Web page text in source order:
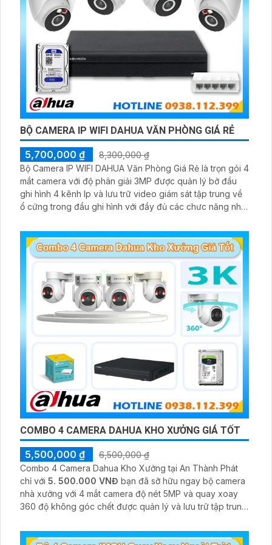
BỘ CAMERA IP WIFI DAHUA VĂN PHÒNG GIÁ RẺ
5,700,000 ₫
8,300,000 ₫
Bộ Camera IP WIFI DAHUA Văn Phòng Giá Rẻ là trọn gói 4
mắt camera với độ phân giải 3MP được quản lý bở đầu
ghi hình 4 kênh Ip và lưu trữ video giám sát tập trung về
ổ cứng trong đầu ghi hình với đầy đủ các chưc năng như
giám sát có màu vào ban đêm
COMBO 4 CAMERA DAHUA KHO XƯỞNG GIÁ TỐT
5,500,000 ₫
6,500,000 ₫
Combo 4 Camera Dahua Kho Xưởng tại An Thành Phát
chỉ với 5. 500.000 VNĐ bạn đã sỡ hữu ngay bộ camera
nhà xưởng với 4 mắt camera độ nét 5MP và quay xoay
360 độ không góc chết được quản lý và lưu trữ tập trung